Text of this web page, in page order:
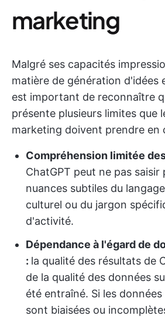
marketing
Malgré ses capacités
matière de génération d'idées
est important de reconnaître
présente plusieurs limites que
marketing doivent prendre en
Compréhension limitée
ChatGPT peut ne pas saisir
nuances subtiles du
culturel ou du jargon
d'activité.
Dépendance à l'égard de
: la qualité des résultats de
de la qualité des données
été entraîné. Si les
sont biaisées ou